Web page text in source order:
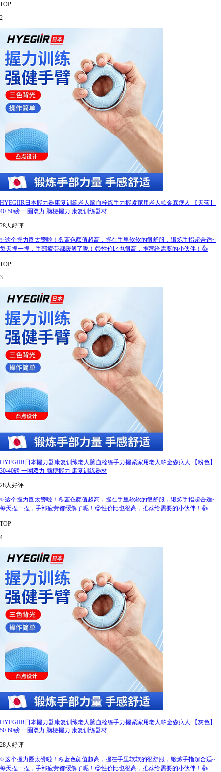
TOP
2
HYEGIIR日本握力器康复训练老人脑血栓练手力握紧家用老人帕金森病人 【天蓝】
40-50磅 一圈双力 脑梗握力 康复训练器材
28人好评
✨这个握力圈太赞啦！💪蓝色颜值超高，握在手里软软的很舒服，锻炼手指超合适~
每天捏一捏，手部疲劳都缓解了呢！😌性价比也很高，推荐给需要的小伙伴！👍
TOP
3
HYEGIIR日本握力器康复训练老人脑血栓练手力握紧家用老人帕金森病人 【粉色】
30-40磅 一圈双力 脑梗握力 康复训练器材
28人好评
✨这个握力圈太赞啦！💪蓝色颜值超高，握在手里软软的很舒服，锻炼手指超合适~
每天捏一捏，手部疲劳都缓解了呢！😌性价比也很高，推荐给需要的小伙伴！👍
TOP
4
HYEGIIR日本握力器康复训练老人脑血栓练手力握紧家用老人帕金森病人 【灰色】
50-60磅 一圈双力 脑梗握力 康复训练器材
28人好评
✨这个握力圈太赞啦！💪蓝色颜值超高，握在手里软软的很舒服，锻炼手指超合适~
每天捏一捏，手部疲劳都缓解了呢！😌性价比也很高，推荐给需要的小伙伴！👍